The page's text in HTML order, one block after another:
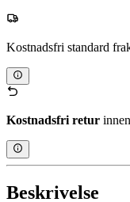
Kostnadsfri standard
Kostnadsfri retur
Beskrivelse